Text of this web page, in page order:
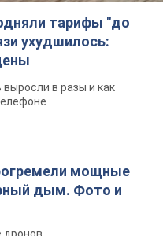
тарифы "до
ухудшилось:
в разы и как
мощные
дым. Фото и